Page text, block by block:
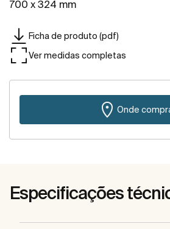
700 x 324 mm
Ficha de produto (pdf)
Ver medidas completas
Onde
Especificações